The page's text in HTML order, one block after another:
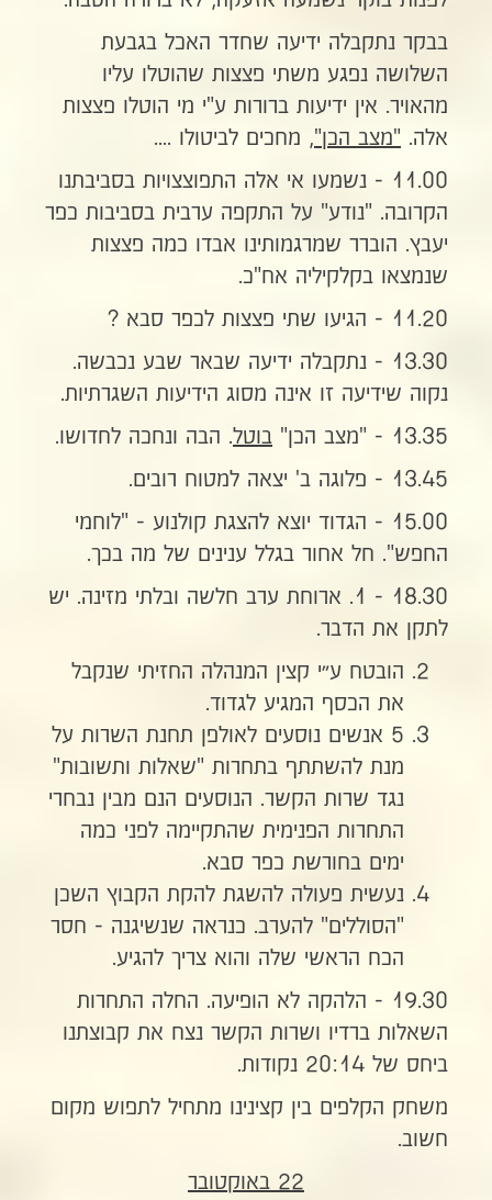
בבקר נתקבלה ידיעה שחדר האכל בגבעת
השלושה נפגע משתי פצצות שהוטלו עליו
מהאויר. אין ידיעות ברורות ע"י מי הוטלו פצצות
אלה. "מצב הכן", מחכים לביטולו ....
11.00 - נשמעו אי אלה התפוצצויות בסביבתנו
הקרובה. "נודע" על התקפה ערבית בסביבות כפר
יעבץ. הוברר שמרגמותינו אבדו כמה פצצות
שנמצאו בקלקיליה אח"כ.
11.20 - הגיעו שתי פצצות לכפר סבא ?
13.30 - נתקבלה ידיעה שבאר שבע נכבשה.
נקוה שידיעה זו אינה מסוג הידיעות השגרתיות.
13.35 - "מצב הכן"
בוטל. הבה ונחכה לחדושו.
13.45 - פלוגה ב' יצאה למטוח רובים.
15.00 - הגדוד יוצא להצגת קולנוע - "לוחמי
החפש". חל אחור בגלל ענינים של מה בכך.
18.30 - 1. ארוחת ערב חלשה ובלתי מזינה. יש
לתקן את הדבר.
הובטח ע״י קצין המנהלה החזיתי שנקבל
את הכסף המגיע לגדוד.
5 אנשים נוסעים לאולפן תחנת השרות על
מנת להשתתף בתחרות "שאלות ותשובות"
נגד שרות הקשר. הנוסעים הנם מבין נבחרי
התחרות הפנימית שהתקיימה לפני כמה
ימים בחורשת כפר סבא.
נעשית פעולה להשגת להקת הקבוץ השכן
"הסוללים" להערב. כנראה שנשיגנה - חסר
הכח הראשי שלה והוא צריך להגיע.
19.30 - הלהקה לא הופיעה. החלה התחרות
השאלות ברדיו ושרות הקשר נצח את קבוצתנו
ביחס של 20:14 נקודות.
משחק הקלפים בין קצינינו מתחיל לתפוש מקום
חשוב.
22 באוקטובר